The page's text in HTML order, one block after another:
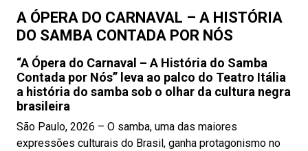
A ÓPERA DO CARNAVAL – A HISTÓRIA
DO SAMBA CONTADA POR NÓS
“A Ópera do Carnaval – A História do Samba
Contada por Nós” leva ao palco do Teatro Itália
a história do samba sob o olhar da cultura negra
brasileira
São Paulo, 2026 – O samba, uma das maiores
expressões culturais do Brasil, ganha protagonismo no